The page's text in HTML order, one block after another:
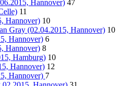
Hannover) 47
11
Hannover) 10
Gray (02.04.2015, Hannover) 10
Hannover) 6
Hannover) 8
Hamburg) 10
Hannover) 12
Hannover) 7